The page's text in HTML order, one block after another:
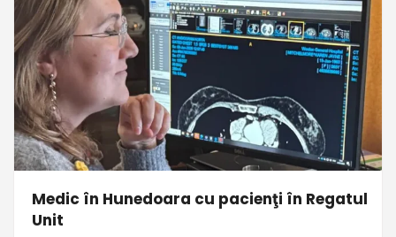
Medic în Hunedoara cu pacienţi în Regatul
Unit